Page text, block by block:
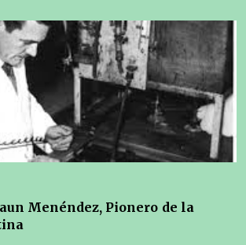
Menéndez, Pionero de la